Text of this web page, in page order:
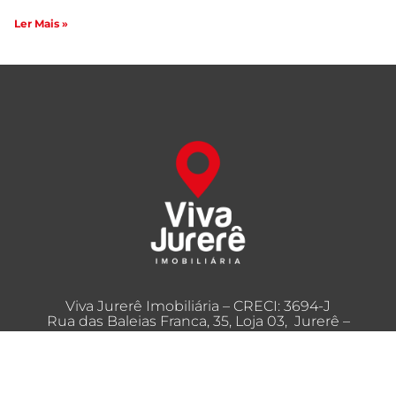
Ler Mais »
Viva Jurerê Imobiliária – CRECI: 3694-J
Rua das Baleias Franca, 35, Loja 03, Jurerê –